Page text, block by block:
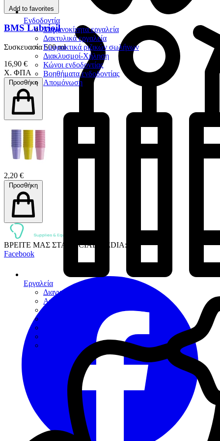
Ενδοδοντία
Μηχανοκίνητα εργαλεία
Δακτυλικά εργαλεία
Εμφρακτικά ριζικών σωλήνων
Διακλυσμοί-Χήληση
Κώνοι ενδοδοντίας
Βοηθήματα ενδοδοντίας
Απομόνωση
Εργαλεία
Διαγνωστικά
Αποκαταστάσεων
Add to favorites
BMS Lubrioil
Συσκευασία 500 ml
16,90 €
Χ. ΦΠΑ
Προσθήκη
2,20 €
Προσθήκη
ΒΡΕΙΤΕ ΜΑΣ ΣΤΑ SOCIAL MEDIA:
Facebook